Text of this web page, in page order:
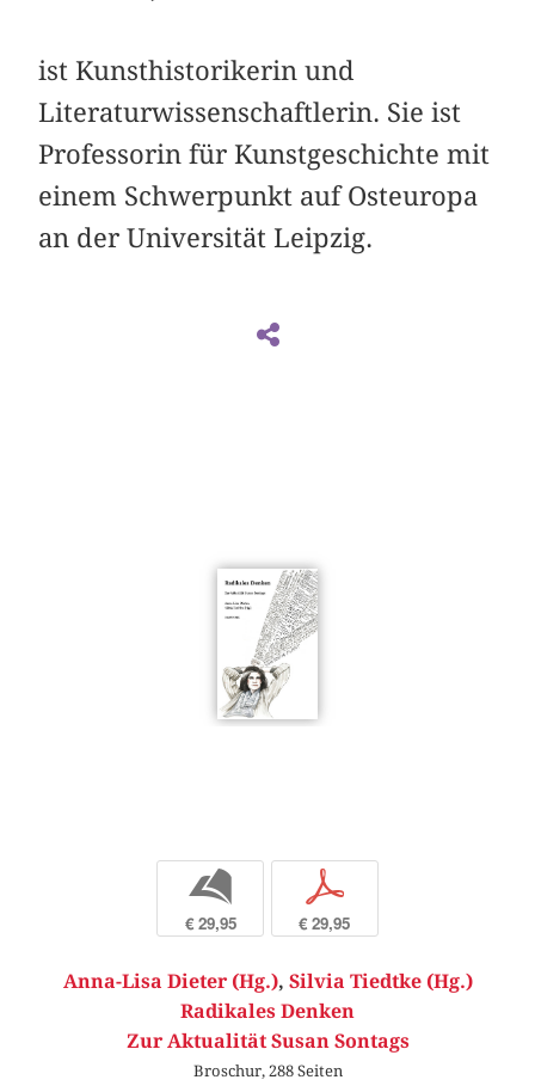
ist Kunsthistorikerin und
Literaturwissenschaftlerin. Sie ist
Professorin für Kunstgeschichte mit
einem Schwerpunkt auf Osteuropa
an der Universität Leipzig.
b
€ 29,95
p
€ 29,95
Anna-Lisa Dieter (Hg.), Silvia Tiedtke (Hg.)
Radikales Denken
Zur Aktualität Susan Sontags
Broschur, 288 Seiten